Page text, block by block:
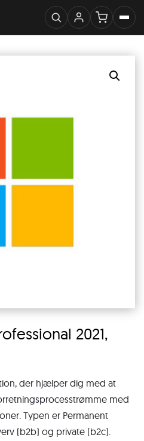
2021,
der hjælper dig med at
med
Typen er Permanent
(b2b) og private (b2c).